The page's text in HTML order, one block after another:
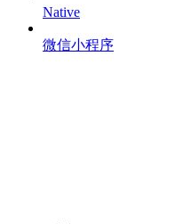
Native
微信小程序